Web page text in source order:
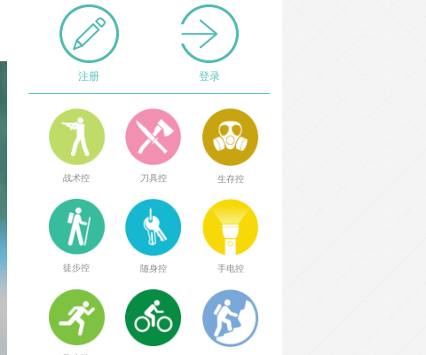
注册 登录
战术控 刀具控 生存控
徒步控 随身控 手电控